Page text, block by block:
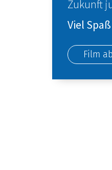
Zukunft
Viel
Film